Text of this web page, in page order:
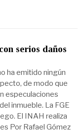
serios daños
ha emitido ningún
de modo que
especulaciones
inmueble. La FGE
El INAH realiza
Por Rafael Gómez